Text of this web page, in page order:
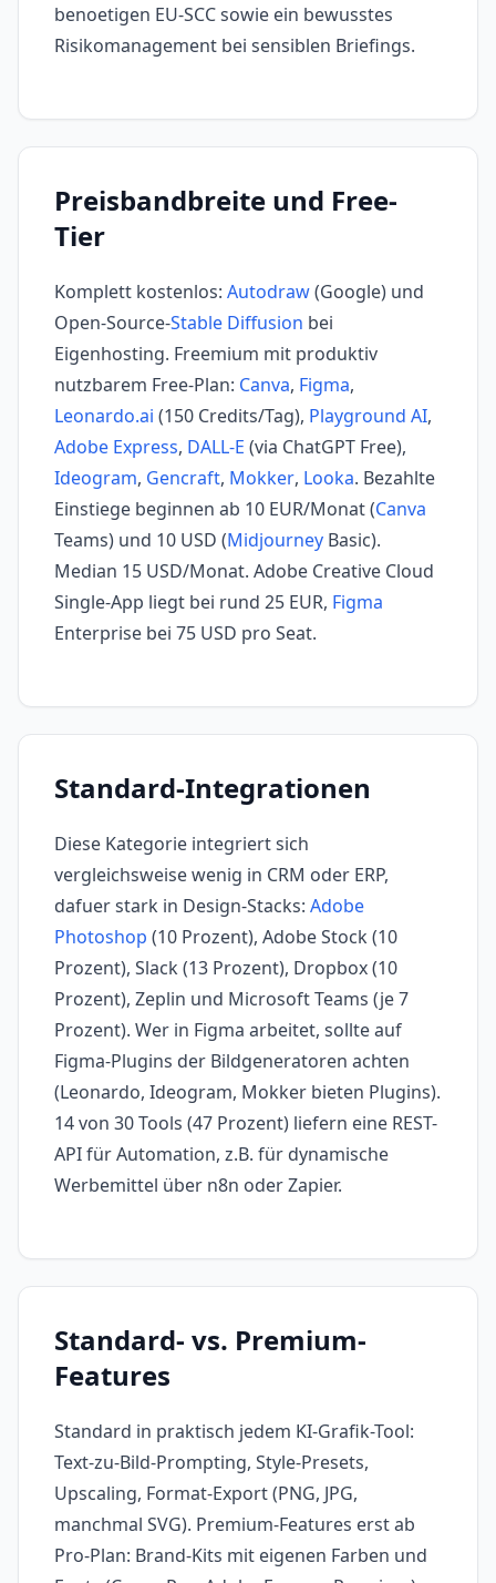
benoetigen EU-SCC sowie ein bewusstes
Risikomanagement bei sensiblen Briefings.
Preisbandbreite und Free-
Tier
Komplett kostenlos: Autodraw(Google) und
Open-Source-Stable Diffusion bei
Eigenhosting. Freemium mit produktiv
nutzbarem Free-Plan: Canva, Figma,
Leonardo.ai (150 Credits/Tag), Playground AI,
Adobe Express, DALL-E (via ChatGPT Free),
Ideogram, Gencraft, Mokker, Looka. Bezahlte
Einstiege beginnen ab 10 EUR/Monat (Canva
Teams) und 10 USD (Midjourney Basic).
Median 15 USD/Monat. Adobe Creative Cloud
Single-App liegt bei rund 25 EUR, Figma
Enterprise bei 75 USD pro Seat.
Standard-Integrationen
Diese Kategorie integriert sich
vergleichsweise wenig in CRM oder ERP,
dafuer stark in Design-Stacks: Adobe
Photoshop (10 Prozent), Adobe Stock (10
Prozent), Slack (13 Prozent), Dropbox (10
Prozent), Zeplin und Microsoft Teams (je 7
Prozent). Wer in Figma arbeitet, sollte auf
Figma-Plugins der Bildgeneratoren achten
(Leonardo, Ideogram, Mokker bieten Plugins).
14 von 30 Tools (47 Prozent) liefern eine REST-
API für Automation, z.B. für dynamische
Werbemittel über n8n oder Zapier.
Standard- vs. Premium-
Features
Standard in praktisch jedem KI-Grafik-Tool:
Text-zu-Bild-Prompting, Style-Presets,
Upscaling, Format-Export (PNG, JPG,
manchmal SVG). Premium-Features erst ab
Pro-Plan: Brand-Kits mit eigenen Farben und